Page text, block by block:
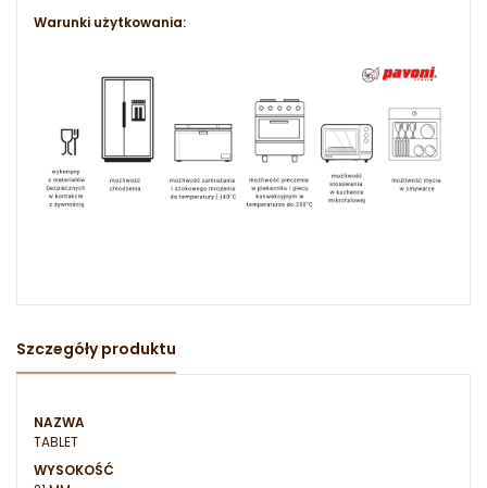
Warunki użytkowania:
Szczegóły produktu
NAZWA
TABLET
WYSOKOŚĆ